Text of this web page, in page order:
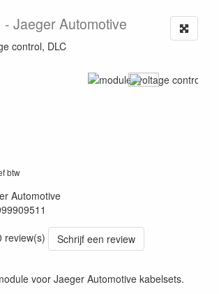
Jaeger Automotive
btw
Automotive
review(s)
Schrijf een review
voor Jaeger Automotive kabelsets.